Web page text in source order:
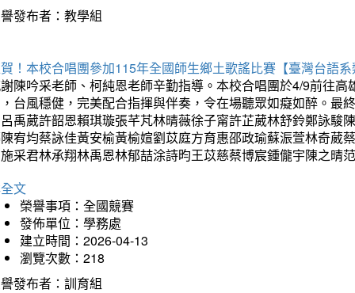
發布者：教學組
！本校合唱團參加115年全國師生鄉土歌謠比賽【臺灣台語
陳吟采老師、柯純恩老師辛勤指導。本校合唱團於4/9前往
台風穩健，完美配合指揮與伴奏，令在場聽眾如癡如醉。最
禹葳許韶恩賴琪璇張芊芃林晴薇徐子甯許芷葳林舒鈴鄭詠駿
宥均蔡詠佳黃安榆黃榆媗劉苡庭方育惠邵政瑜蘇浱萱林奇葳
采君林承翔林禹恩林郁喆涂詩昀王苡慈蔡博宸鍾儱宇陳之晴
文
榮譽事項：全國競賽
發佈單位：學務處
建立時間：2026-04-13
瀏覽次數：218
發布者：訓育組